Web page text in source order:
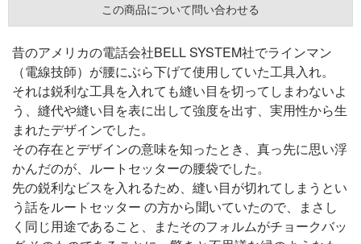
この商品について問い合わせる
昔のアメリカの電話会社BELL SYSTEM社でラインマン
（電線技師）が腰にぶら下げて使用していた工具入れ。
それは鋭利な工具を入れても縫い目を切ってしまわないよ
う、縫代や縫い目を表に出して強度を出す、実用性から生
まれたデザインでした。
その存在とデザインの意味を知ったとき、真っ先に思い浮
かんだのが、ルートセッターの腰袋でした。
先の鋭利なビスを入れるため、縫い目が切れてしまうとい
う話をルートセッター の方から聞いていたので、まさし
く同じ用途であること、またそのフォルムがチョークバッ